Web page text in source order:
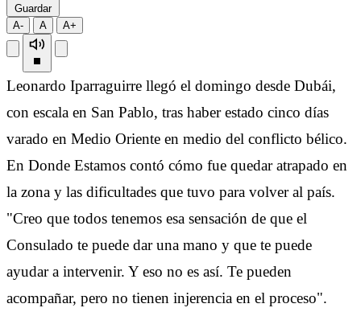
Guardar
A-
A A+
Leonardo Iparraguirre llegó el domingo desde Dubái,
con escala en San Pablo, tras haber estado cinco días
varado en Medio Oriente en medio del conflicto bélico.
En Donde Estamos contó cómo fue quedar atrapado en
la zona y las dificultades que tuvo para volver al país.
"Creo que todos tenemos esa sensación de que el
Consulado te puede dar una mano y que te puede
ayudar a intervenir. Y eso no es así. Te pueden
acompañar, pero no tienen injerencia en el proceso".